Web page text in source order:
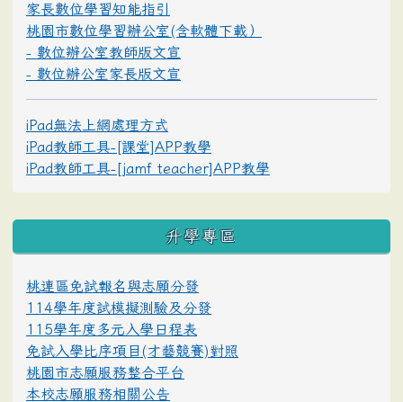
家長數位學習知能指引
桃園市數位學習辦公室(含軟體下載）
- 數位辦公室教師版文宣
- 數位辦公室家長版文宣
iPad無法上網處理方式
iPad教師工具-[課堂]APP教學
iPad教師工具-[jamf teacher]APP教學
升學專區
桃連區免試報名與志願分發
114學年度試模擬測驗及分發
115學年度多元入學日程表
免試入學比序項目(才藝競賽)對照
桃園市志願服務整合平台
本校志願服務相關公告